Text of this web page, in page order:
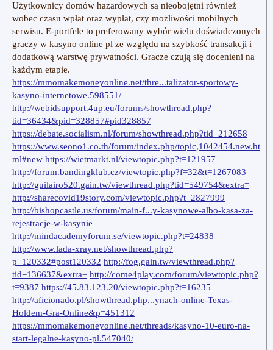
Użytkownicy domów hazardowych są nieobojętni również
wobec czasu wpłat oraz wypłat, czy możliwości mobilnych
serwisu. E-portfele to preferowany wybór wielu doświadczonych
graczy w kasyno online pl ze względu na szybkość transakcji i
dodatkową warstwę prywatności. Gracze czują się docenieni na
każdym etapie.
https://mmomakemoneyonline.net/thre...talizator-sportowy-
kasyno-internetowe.598551/
http://webidsupport.4up.eu/forums/showthread.php?
tid=36434&pid=328857#pid328857
https://debate.socialism.nl/forum/showthread.php?tid=212658
https://www.seono1.co.th/forum/index.php/topic,1042454.new.ht
ml#new https://wietmarkt.nl/viewtopic.php?t=121957
http://forum.bandingklub.cz/viewtopic.php?f=32&t=1267083
http://guilairo520.gain.tw/viewthread.php?tid=549754&extra=
http://sharecovid19story.com/viewtopic.php?t=2827999
http://bishopcastle.us/forum/main-f...y-kasynowe-albo-kasa-za-
rejestracje-w-kasynie
http://mindacademyforum.se/viewtopic.php?t=24838
http://www.lada-xray.net/showthread.php?
p=120332#post120332 http://fog.gain.tw/viewthread.php?
tid=136637&extra= http://come4play.com/forum/viewtopic.php?
t=9387 https://45.83.123.20/viewtopic.php?t=16235
http://aficionado.pl/showthread.php...ynach-online-Texas-
Holdem-Gra-Online&p=451312
https://mmomakemoneyonline.net/threads/kasyno-10-euro-na-
start-legalne-kasyno-pl.547040/